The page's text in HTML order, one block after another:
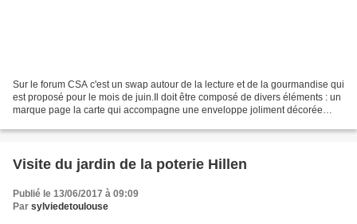
Sur le forum CSA c'est un swap autour de la lecture et de la gourmandise qui
est proposé pour le mois de juin.Il doit être composé de divers éléments : un
marque page la carte qui accompagne une enveloppe joliment décorée
Visite du jardin de la poterie Hillen
Publié le 13/06/2017 à 09:09
Par sylviedetoulouse